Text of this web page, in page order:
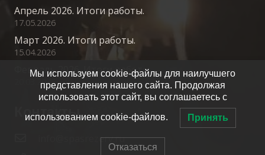
Апрель 2026. Итоги работы.
17.05.2026
Март 2026. Итоги работы.
15.04.2026
Февраль 2026. Итоги работы.
20.03.2026
Контакты
info@spasrezerv.ru
Мы используем cookie-файлы для наилучшего
представления нашего сайта. Продолжая
использовать этот сайт, вы соглашаетесь с
использованием cookie-файлов. Принять
Отказаться